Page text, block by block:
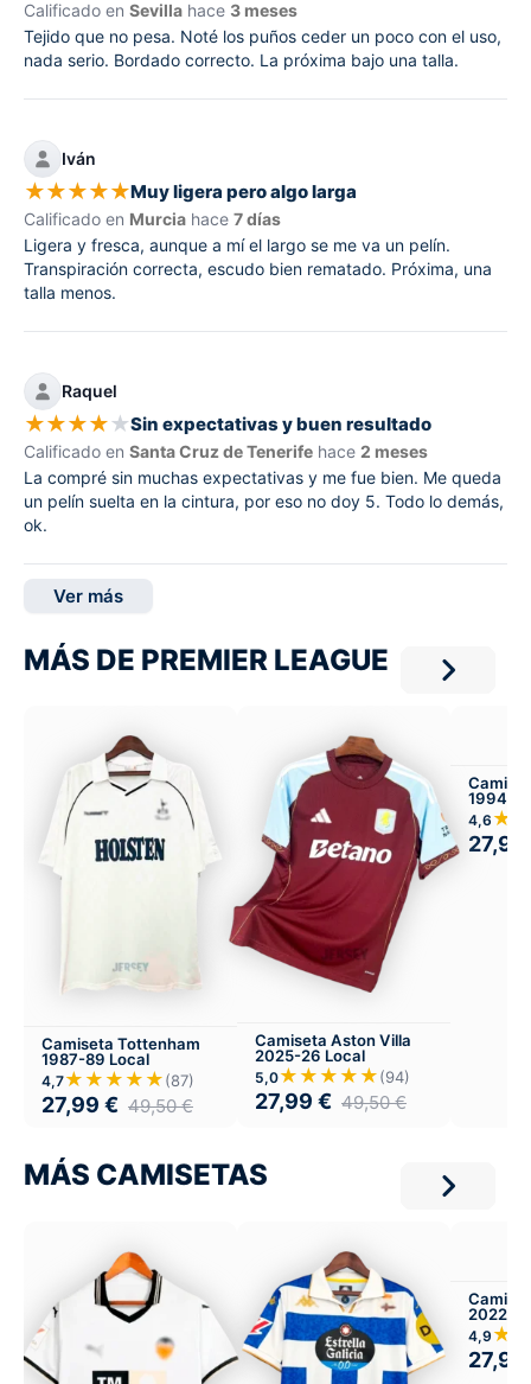
Calificado en Sevilla hace 3 meses
Tejido que no pesa. Noté los puños ceder un poco con el uso,
nada serio. Bordado correcto. La próxima bajo una talla.
Iván
★★★★★Muy ligera pero algo larga
Calificado en Murcia hace 7 días
Ligera y fresca, aunque a mí el largo se me va un pelín.
Transpiración correcta, escudo bien rematado. Próxima, una
talla menos.
Raquel
★★★★★Sin expectativas y buen resultado
Calificado en Santa Cruz de Tenerife hace 2 meses
La compré sin muchas expectativas y me fue bien. Me queda
un pelín suelta en la cintura, por eso no doy 5. Todo lo demás,
ok.
Ver más
MÁS DE PREMIER LEAGUE
Camiseta Tottenham
1987-89 Local
4,7★★★★★(87)
27,99 € 49,50€
Camiseta Aston Villa
2025-26 Local
5,0★★★★★(94)
27,99 € 49,50€
1994-
4,6
27,99
MÁS CAMISETAS
2022
Local
4,9
27,99